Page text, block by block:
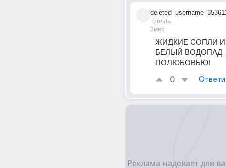
Тролль
3мес
ЖИДКИЕ СОПЛИ
БЕЛЫЙ ВОДОПАД
ПОЛЮБОВЬЮ!
0